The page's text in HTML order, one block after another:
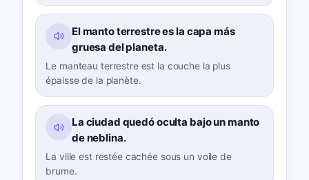
El manto terrestre es la capa más
gruesa del planeta.
Le manteau terrestre est la couche la plus
épaisse de la planète.
La ciudad quedó oculta bajo un manto
de neblina.
La ville est restée cachée sous un voile de
brume.